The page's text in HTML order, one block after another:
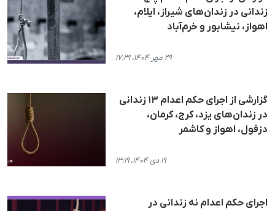
زندانی در زندان‌های شیراز، ایلام،
اهواز، نیشابور و خرم‌آباد
۲۹ مهر ۱۴۰۴، ۱۷:۳۱
گزارشی از اجرای حکم اعدام ۱۳ زندانی
در زندان‌های یزد، کرج، کرمان،
دزفول، اهواز و کاشمر
۱۹ دی ۱۴۰۴، ۱۳:۱۹
اجرای حکم اعدام نە زندانی در